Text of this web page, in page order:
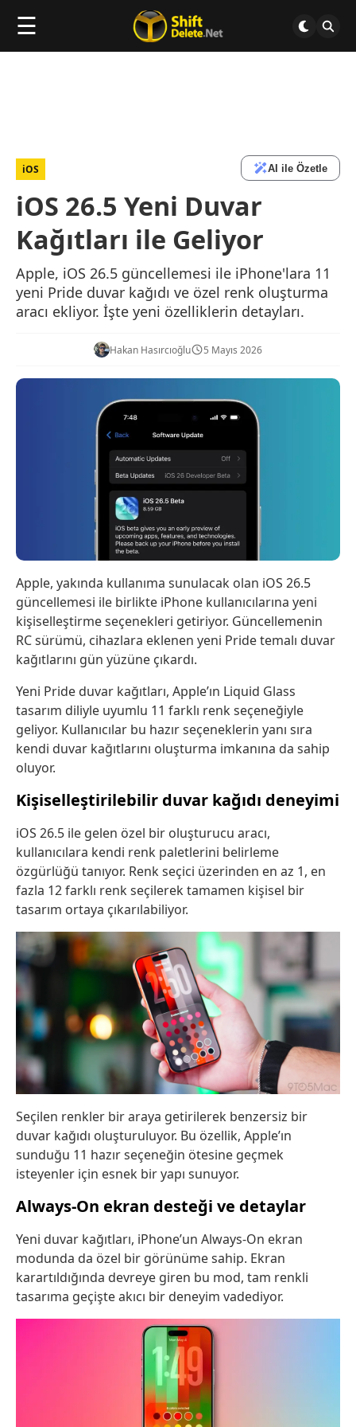
☰
iOS AI ile Özetle
iOS 26.5 Yeni Duvar
Kağıtları ile Geliyor
Apple, iOS 26.5 güncellemesi ile iPhone'lara 11
yeni Pride duvar kağıdı ve özel renk oluşturma
aracı ekliyor. İşte yeni özelliklerin detayları.
Hakan Hasırcıoğlu 5 Mayıs 2026
Apple, yakında kullanıma sunulacak olan iOS 26.5
güncellemesi ile birlikte iPhone kullanıcılarına yeni
kişiselleştirme seçenekleri getiriyor. Güncellemenin
RC sürümü, cihazlara eklenen yeni Pride temalı duvar
kağıtlarını gün yüzüne çıkardı.
Yeni Pride duvar kağıtları, Apple’ın Liquid Glass
tasarım diliyle uyumlu 11 farklı renk seçeneğiyle
geliyor. Kullanıcılar bu hazır seçeneklerin yanı sıra
kendi duvar kağıtlarını oluşturma imkanına da sahip
oluyor.
Kişiselleştirilebilir duvar kağıdı deneyimi
iOS 26.5 ile gelen özel bir oluşturucu aracı,
kullanıcılara kendi renk paletlerini belirleme
özgürlüğü tanıyor. Renk seçici üzerinden en az 1, en
fazla 12 farklı renk seçilerek tamamen kişisel bir
tasarım ortaya çıkarılabiliyor.
Seçilen renkler bir araya getirilerek benzersiz bir
duvar kağıdı oluşturuluyor. Bu özellik, Apple’ın
sunduğu 11 hazır seçeneğin ötesine geçmek
isteyenler için esnek bir yapı sunuyor.
Always-On ekran desteği ve detaylar
Yeni duvar kağıtları, iPhone’un Always-On ekran
modunda da özel bir görünüme sahip. Ekran
karartıldığında devreye giren bu mod, tam renkli
tasarıma geçişte akıcı bir deneyim vadediyor.